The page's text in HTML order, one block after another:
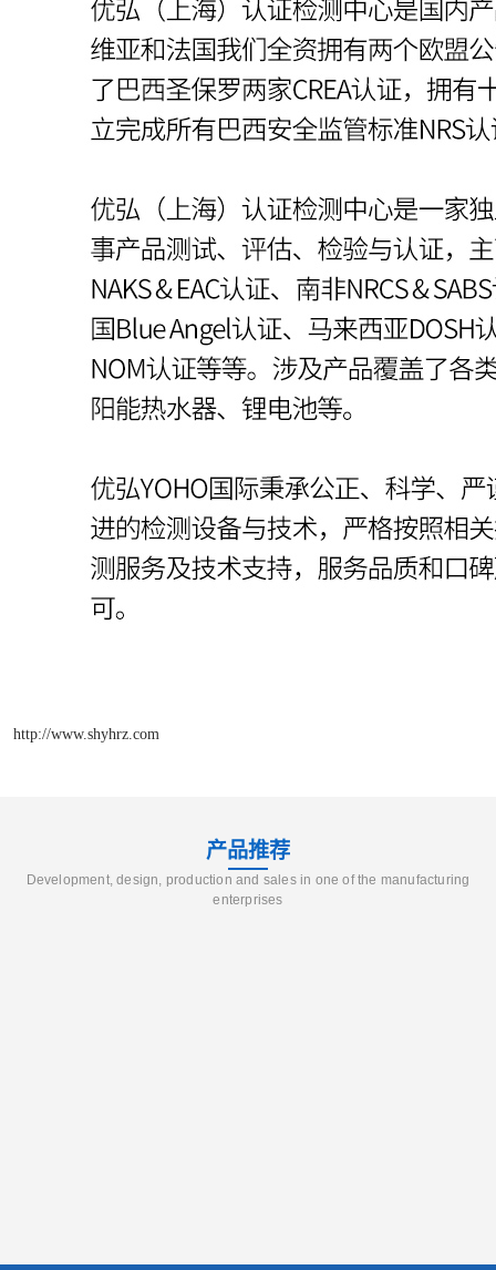
http://www.shyhrz.com
产品推荐
Development, design, production and sales in one of the manufacturing
enterprises